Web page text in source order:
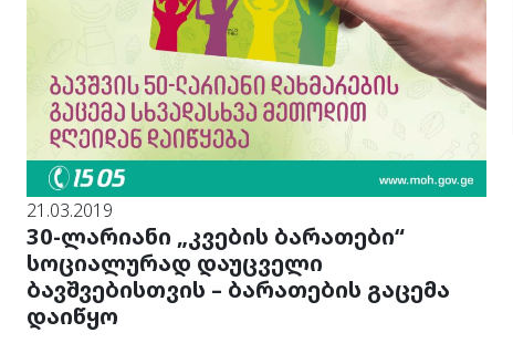
21.03.2019
30-ლარიანი „კვების ბარათები“
სოციალურად დაუცველი
ბავშვებისთვის – ბარათების გაცემა
დაიწყო